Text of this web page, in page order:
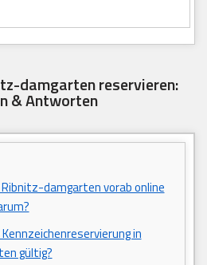
damgarten reservieren:
& Antworten
damgarten vorab online
in
gültig?